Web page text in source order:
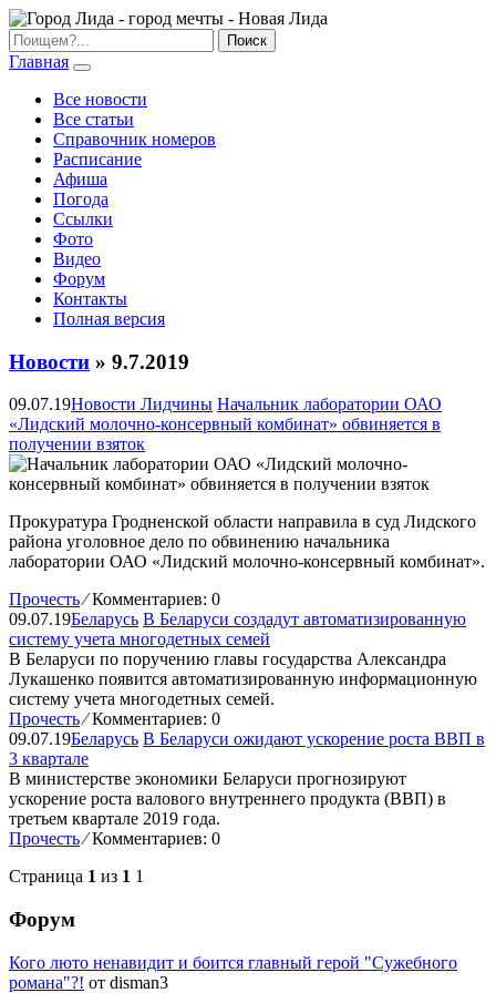
Главная
Все новости
Все статьи
Справочник номеров
Расписание
Афиша
Погода
Ссылки
Фото
Видео
Форум
Контакты
Полная версия
Новости » 9.7.2019
09.07.19Новости Лидчины Начальник лаборатории ОАО
«Лидский молочно-консервный комбинат» обвиняется в
получении взяток
Прокуратура Гродненской области направила в суд Лидского
района уголовное дело по обвинению начальника
лаборатории ОАО «Лидский молочно-консервный комбинат».
Прочесть ⁄Комментариев: 0
09.07.19Беларусь В Беларуси создадут автоматизированную
систему учета многодетных семей
В Беларуси по поручению главы государства Александра
Лукашенко появится автоматизированную информационную
систему учета многодетных семей.
Прочесть ⁄Комментариев: 0
09.07.19Беларусь В Беларуси ожидают ускорение роста ВВП в
3 квартале
В министерстве экономики Беларуси прогнозируют
ускорение роста валового внутреннего продукта (ВВП) в
третьем квартале 2019 года.
Прочесть ⁄Комментариев: 0
Страница 1 из 1 1
Форум
Кого люто ненавидит и боится главный герой "Сужебного
романа"?! от disman3